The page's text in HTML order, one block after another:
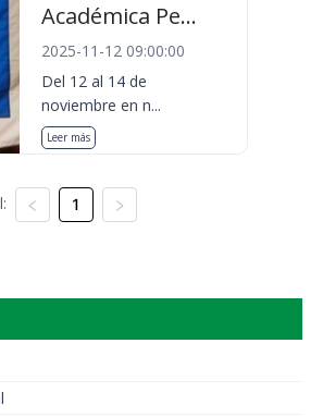
Académica Pe...
2025-11-12 09:00:00
Del 12 al 14 de
noviembre en n...
Leer más
1